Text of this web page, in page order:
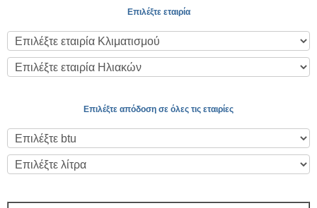
Επιλέξτε εταιρία
Επιλέξτε απόδοση σε όλες τις εταιρίες